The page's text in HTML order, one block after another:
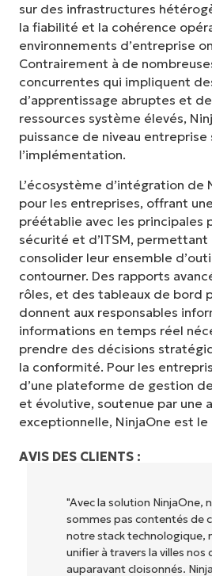
sur des infrastructures
la fiabilité et la cohérence
environnements d’entreprise
Contrairement à de
concurrentes qui impliquent
d’apprentissage abruptes et
ressources système élevés,
puissance de niveau entreprise
l’implémentation.
L’écosystème d’intégration de
pour les entreprises, offrant
préétablie avec les principales
sécurité et d’ITSM,
consolider leur ensemble
contourner. Des rapports
rôles, et des tableaux de bord
donnent aux responsables
informations en temps réel
prendre des décisions
la conformité. Pour les
d’une plateforme de gestion
et évolutive, soutenue par une
exceptionnelle, NinjaOne est
AVIS DES CLIENTS :
"NinjaOne
qu'aux
lesquels
rentables.